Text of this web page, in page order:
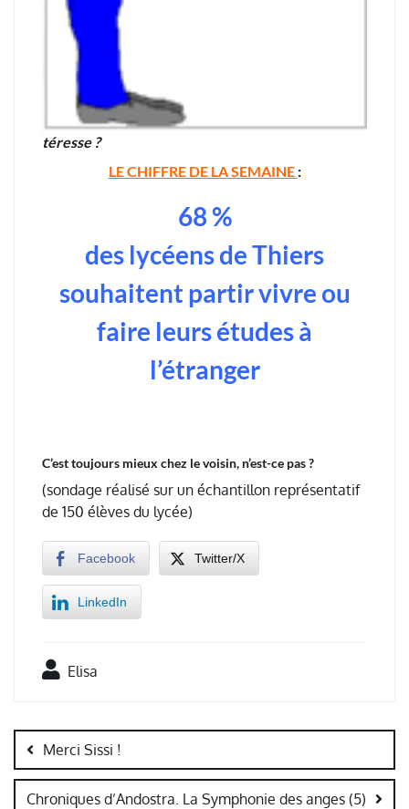
téresse ?
LE CHIFFRE DE LA SEMAINE :
68 %
des lycéens de Thiers
souhaitent partir vivre ou
faire leurs études à
l’étranger
C’est toujours mieux chez le voisin, n’est-ce pas ?
(sondage réalisé sur un échantillon représentatif
de 150 élèves du lycée)
Facebook Twitter/X
LinkedIn
Elisa
de
l’article
Merci Sissi !
Chroniques d’Andostra. La Symphonie des anges (5)